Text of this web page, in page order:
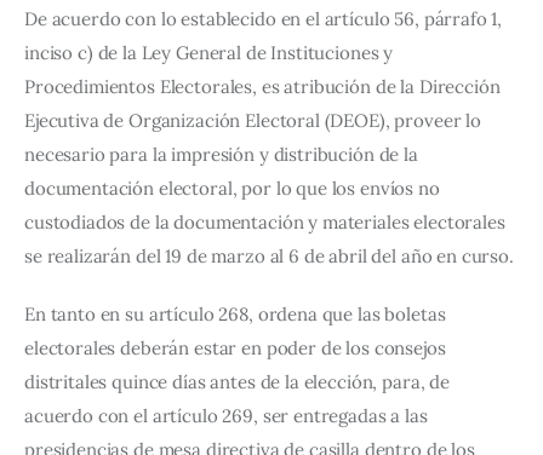
De acuerdo con lo establecido en el artículo 56, párrafo 1,
inciso c) de la Ley General de Instituciones y
Procedimientos Electorales, es atribución de la Dirección
Ejecutiva de Organización Electoral (DEOE), proveer lo
necesario para la impresión y distribución de la
documentación electoral, por lo que los envíos no
custodiados de la documentación y materiales electorales
se realizarán del 19 de marzo al 6 de abril del año en curso.
En tanto en su artículo 268, ordena que las boletas
electorales deberán estar en poder de los consejos
distritales quince días antes de la elección, para, de
acuerdo con el artículo 269, ser entregadas a las
presidencias de mesa directiva de casilla dentro de los